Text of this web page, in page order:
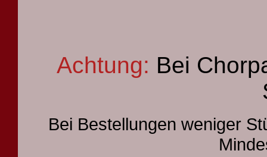
Achtung: Bei
Bei Bestellungen weniger